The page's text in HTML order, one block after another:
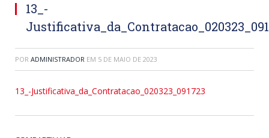
13_-
POR ADMINISTRADOR EM 5 DE MAIO DE 2023
13_-Justificativa_da_Contratacao_020323_091723